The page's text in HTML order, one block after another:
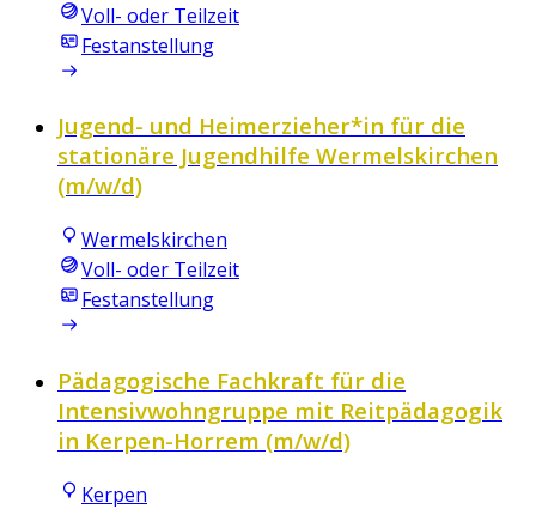
Voll- oder Teilzeit
Festanstellung
Jugend- und Heimerzieher*in für die
stationäre Jugendhilfe Wermelskirchen
(m/w/d)
Wermelskirchen
Voll- oder Teilzeit
Festanstellung
Pädagogische Fachkraft für die
Intensivwohngruppe mit Reitpädagogik
in Kerpen-Horrem (m/w/d)
Kerpen